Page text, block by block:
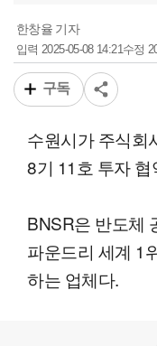
한창율 기자
입력 2025-05-08 14:21 수정
구독
수원시가 주식회
8기 11호 투자
BNSR은 반도체
파운드리 세계 1
하는 업체다.